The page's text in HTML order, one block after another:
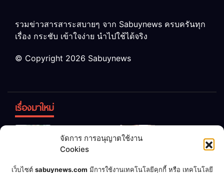
จัดการ การอนุญาตใช้งาน
Cookies
เว็บไซต์ sabuynews.com มีการใช้งานเทคโนโลยีคุกกี้ หรือ เทคโนโลยี
รวมข่าวสารสาระสบายๆ จาก Sabuynews ครบครันทุก
เรื่อง กระชับ เข้าใจง่าย นำไปใช้ได้จริง
© Copyright 2026 Sabuynews
เรื่องมาใหม่
ทิ้ง! เปลี่ยน
เป็น “ปุ๋ย
จุลินทรีย์”
หญิง 12 ขวบ
แต่งงานกับ
เชื่อพ่อแล้ว เจ้าของคาร์